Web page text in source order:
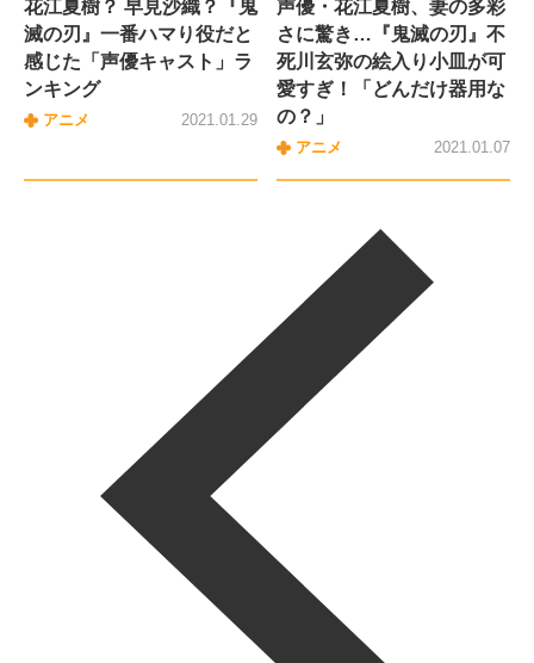
花江夏樹？ 早見沙織？『鬼
滅の刃』一番ハマり役だと
感じた「声優キャスト」ラ
ンキング
アニメ 2021.01.29
声優・花江夏樹、妻の多彩
さに驚き…『鬼滅の刃』不
死川玄弥の絵入り小皿が可
愛すぎ！「どんだけ器用な
の？」
アニメ 2021.01.07